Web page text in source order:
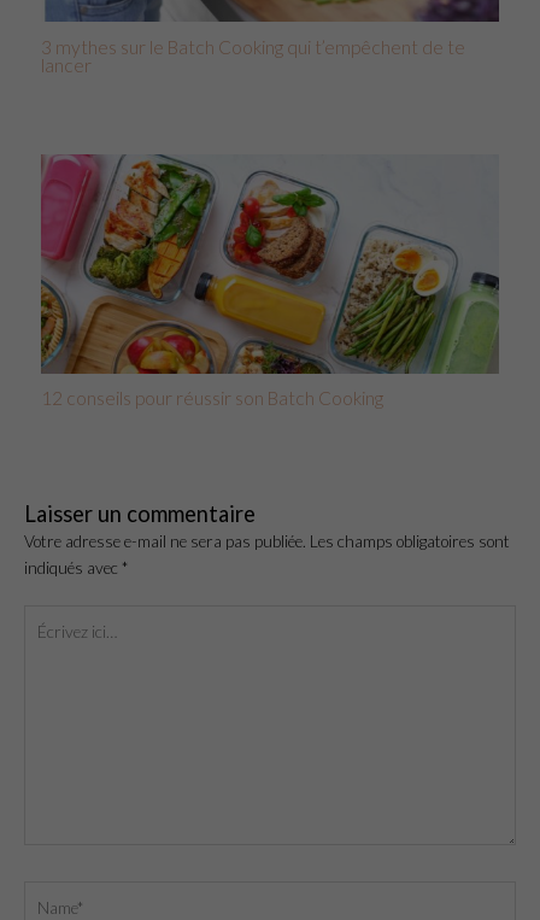
3 mythes sur le Batch Cooking qui t’empêchent de te
lancer
12 conseils pour réussir son Batch Cooking
Laisser un commentaire
Votre adresse e-mail ne sera pas publiée. Les champs obligatoires sont
indiqués avec *
ici…